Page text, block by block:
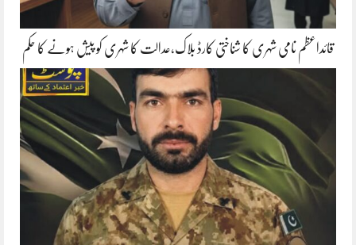
قائداعظم نامی شہری کا شناختی کارڈ بلاک،عدالت کا شہری کو پیش ہونے کا حکم